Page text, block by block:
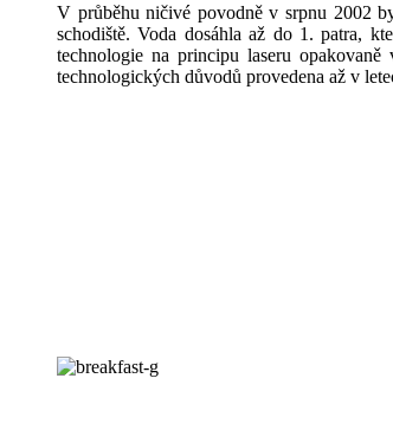
V průběhu ničivé povodně v srpnu 2002
schodiště. Voda dosáhla až do 1. patra,
technologie na principu laseru
technologických důvodů provedena až v